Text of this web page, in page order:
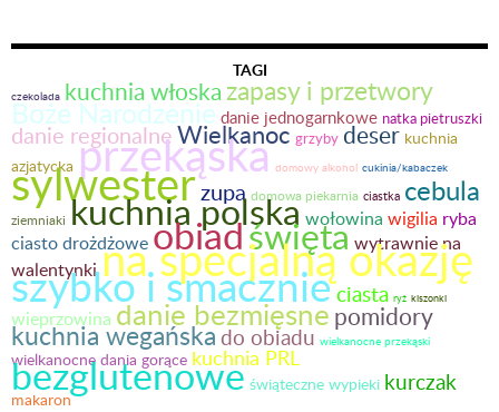
TAGI
czekolada kuchnia włoskazapasy i przetwory
Boże Narodzenie danie jednogarnkowe natka pietruszki
danie regionalneWielkanoc grzyby deser kuchnia
azjatycka przekąska domowy alkohol cukinia/kabaczek
sylwesterzupa domowa piekarnia ciastka cebula
ziemniaki kuchnia polskawołowina wigilia ryba
ciasto drożdżowe obiadświętawytrawnie na
walentynkina specjalną okazję
szybko i smacznieciasta ryż kiszonki
wieprzowina danie bezmięsne pomidory
kuchnia wegańskado obiadu wielkanocne przekąski
wielkanocne dania gorące kuchnia PRL
bezglutenowe świąteczne wypieki kurczak
makaron